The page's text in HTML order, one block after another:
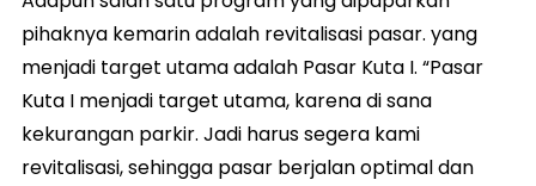
pihaknya kemarin adalah revitalisasi pasar. yang
menjadi target utama adalah Pasar Kuta I. “Pasar
Kuta I menjadi target utama, karena di sana
kekurangan parkir. Jadi harus segera kami
revitalisasi, sehingga pasar berjalan optimal dan